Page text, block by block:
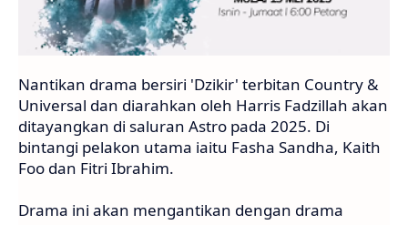
Nantikan drama bersiri 'Dzikir' terbitan Country &
Universal dan diarahkan oleh Harris Fadzillah akan
ditayangkan di saluran Astro pada 2025. Di
bintangi pelakon utama iaitu Fasha Sandha, Kaith
Foo dan Fitri Ibrahim.
Drama ini akan mengantikan dengan drama